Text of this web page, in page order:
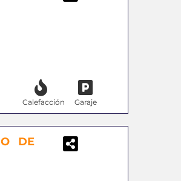
Garaje
Calefacción
DE